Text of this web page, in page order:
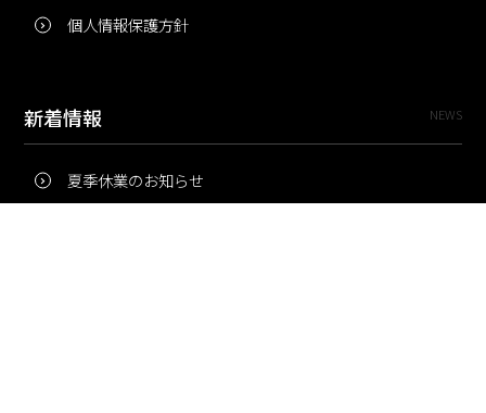
個人情報保護方針
新着情報 NEWS
夏季休業のお知らせ